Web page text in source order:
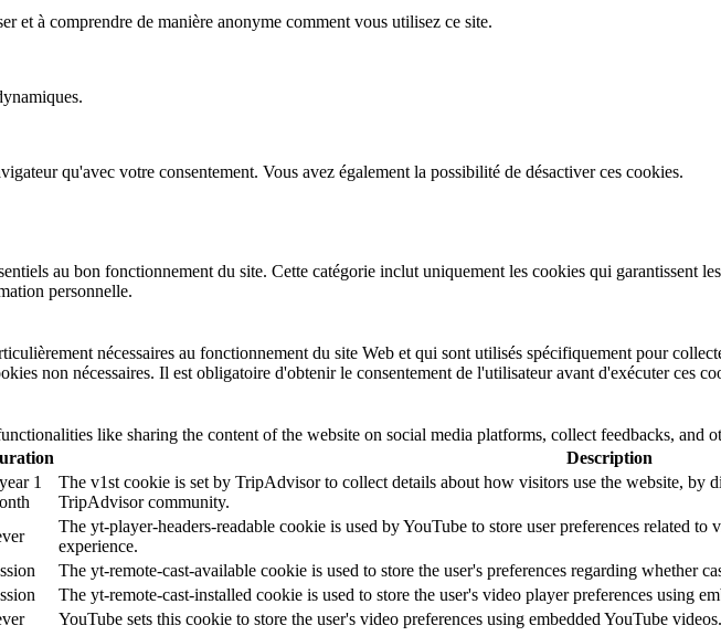
et à comprendre de manière anonyme comment vous utilisez ce site.
qu'avec votre consentement. Vous avez également la possibilité de désactiver ces cookies.
au bon fonctionnement du site. Cette catégorie inclut uniquement les cookies qui garantissent
personnelle.
nécessaires au fonctionnement du site Web et qui sont utilisés spécifiquement pour
non nécessaires. Il est obligatoire d'obtenir le consentement de l'utilisateur avant d'exécuter ces
like sharing the content of the website on social media platforms, collect feedbacks, and
Description
1
The v1st cookie is set by TripAdvisor to collect details about how visitors use the website, by
TripAdvisor community.
The yt-player-headers-readable cookie is used by YouTube to store user preferences related
experience.
The yt-remote-cast-available cookie is used to store the user's preferences regarding whether
The yt-remote-cast-installed cookie is used to store the user's video player preferences using
YouTube sets this cookie to store the user's video preferences using embedded YouTube videos.